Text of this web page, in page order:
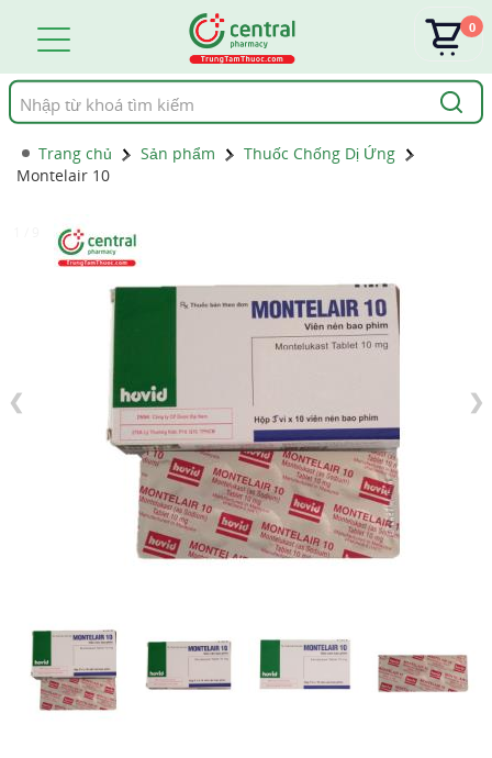
Tìm
kiếm
0
Trang chủ Sản phẩm
Thuốc Chống Dị Ứng
Montelair 10
❮ ❯